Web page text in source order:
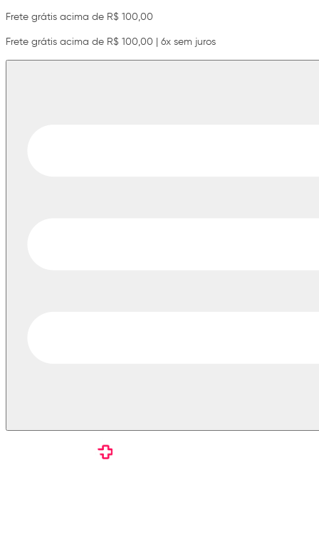
Frete grátis acima de R$ 100,00
Frete grátis acima de R$ 100,00 | 6x sem juros